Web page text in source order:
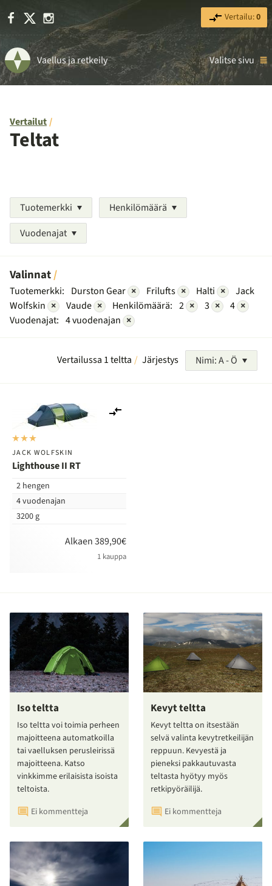
Facebook Instagram Vertailu:0
Vaellus ja retkeily Valitse sivu
Vertailut
Teltat
Tuotemerkki
Henkilömäärä
Vuodenajat
Valinnat
Tuotemerkki: Durston Gear × Frilufts × Halti ×
Jack
Wolfskin × Vaude × Henkilömäärä: 2 × 3 × 4 ×
Vuodenajat: 4 vuodenajan ×
Vertailussa 1 teltta Järjestys Nimi: A - Ö
JACK WOLFSKIN
Lighthouse II RT
2 hengen
4 vuodenajan
3200 g
Alkaen 389,90€
1 kauppa
Iso teltta
Iso teltta voi toimia perheen
majoitteena automatkoilla
tai vaelluksen perusleirissä
majoitteena. Katso
vinkkimme erilaisista isoista
teltoista.
Ei kommentteja
Kevyt teltta
Kevyt teltta on itsestään
selvä valinta kevytretkeilijän
reppuun. Kevyestä ja
pieneksi pakkautuvasta
teltasta hyötyy myös
retkipyöräilijä.
Ei kommentteja